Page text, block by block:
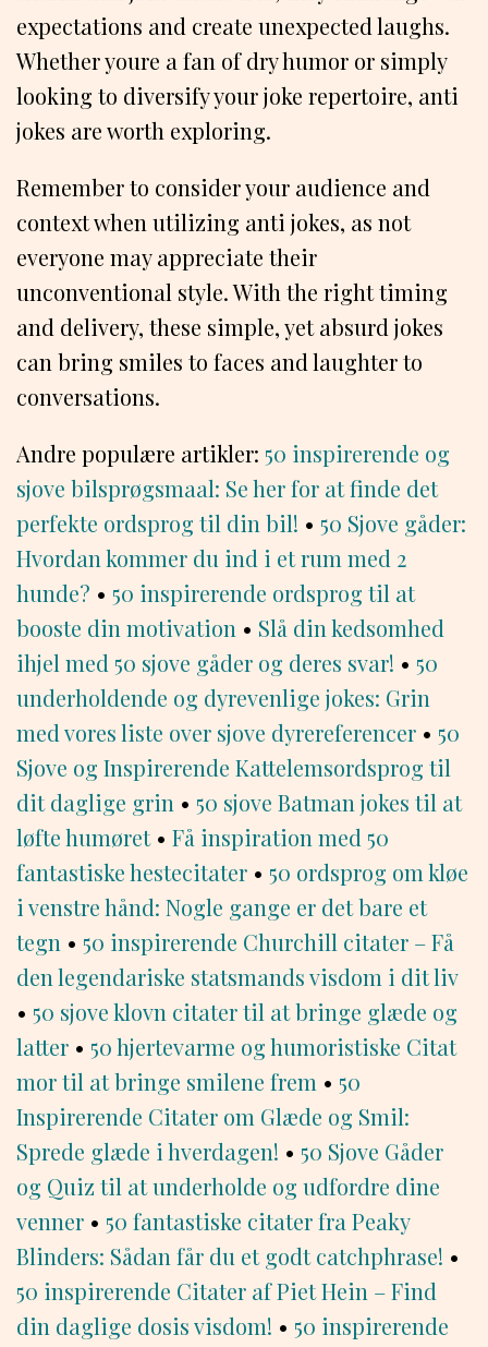
expectations and create unexpected laughs.
Whether youre a fan of dry humor or simply
looking to diversify your joke repertoire, anti
jokes are worth exploring.
Remember to consider your audience and
context when utilizing anti jokes, as not
everyone may appreciate their
unconventional style. With the right timing
and delivery, these simple, yet absurd jokes
can bring smiles to faces and laughter to
conversations.
Andre populære artikler: 50 inspirerende og
sjove bilsprøgsmaal: Se her for at finde det
perfekte ordsprog til din bil! • 50 Sjove gåder:
Hvordan kommer du ind i et rum med 2
hunde? • 50 inspirerende ordsprog til at
booste din motivation • Slå din kedsomhed
ihjel med 50 sjove gåder og deres svar! • 50
underholdende og dyrevenlige jokes: Grin
med vores liste over sjove dyrereferencer • 50
Sjove og Inspirerende Kattelemsordsprog til
dit daglige grin • 50 sjove Batman jokes til at
løfte humøret• Få inspiration med 50
fantastiske hestecitater • 50 ordsprog om kløe
i venstre hånd: Nogle gange er det bare et
tegn • 50 inspirerende Churchill citater – Få
den legendariske statsmands visdom i dit liv
• 50 sjove klovn citater til at bringe glæde og
latter • 50 hjertevarme og humoristiske Citat
mor til at bringe smilene frem • 50
Inspirerende Citater om Glæde og Smil:
Sprede glæde i hverdagen! • 50 Sjove Gåder
og Quiz til at underholde og udfordre dine
venner • 50 fantastiske citater fra Peaky
Blinders: Sådan får du et godt catchphrase! •
50 inspirerende Citater af Piet Hein – Find
din daglige dosis visdom! • 50 inspirerende